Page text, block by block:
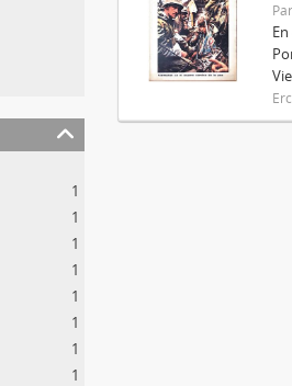
1
1
1
1
1
1
1
1